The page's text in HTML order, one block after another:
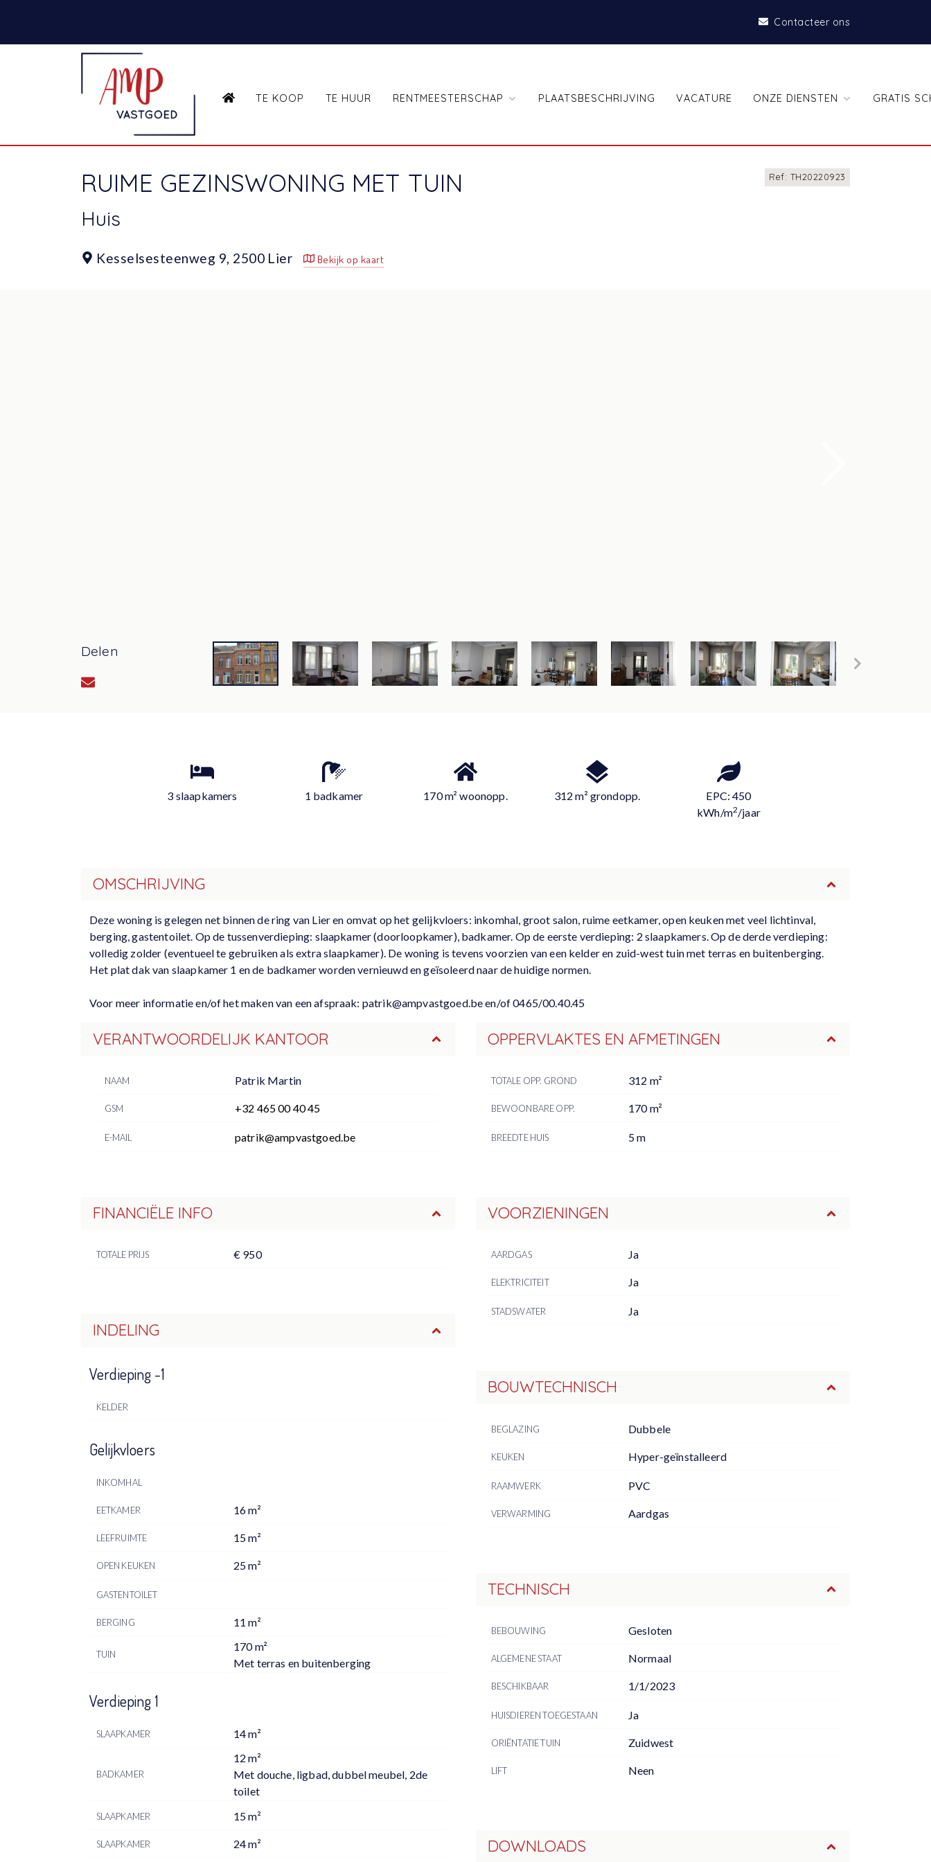
Contacteer ons
HOMETE KOOP TE HUUR RENTMEESTERSCHAP PLAATSBESCHRIJVING VACATURE ONZE DIENSTEN GRATIS
RUIME GEZINSWONING MET TUIN
Huis
Kesselsesteenweg 9, 2500 Lier Bekijk op kaart
Ref: TH20220923
Delen
3 slaapkamers 1 badkamer 170 m² woonopp. 312 m² grondopp.
EPC: 450
kWh/m2/jaar
OMSCHRIJVING
Deze woning is gelegen net binnen de ring van Lier en omvat op het gelijkvloers: inkomhal, groot salon, ruime eetkamer, open keuken met veel lichtinval,
berging, gastentoilet. Op de tussenverdieping: slaapkamer (doorloopkamer), badkamer. Op de eerste verdieping: 2 slaapkamers. Op de derde verdieping:
volledig zolder (eventueel te gebruiken als extra slaapkamer). De woning is tevens voorzien van een kelder en zuid-west tuin met terras en buitenberging.
Het plat dak van slaapkamer 1 en de badkamer worden vernieuwd en geïsoleerd naar de huidige normen.
Voor meer informatie en/of het maken van een afspraak: patrik@ampvastgoed.be en/of 0465/00.40.45
VERANTWOORDELIJK KANTOOR
NAAM Patrik Martin
GSM +32 465 00 40 45
E-MAIL patrik@ampvastgoed.be
FINANCIËLE INFO
TOTALE PRIJS € 950
INDELING
Verdieping -1
KELDER
Gelijkvloers
INKOMHAL
EETKAMER 16 m²
LEEFRUIMTE 15 m²
OPEN KEUKEN 25 m²
GASTENTOILET
BERGING 11 m²
TUIN
170 m²
Met terras en buitenberging
Verdieping 1
SLAAPKAMER 14 m²
BADKAMER
12 m²
Met douche, ligbad, dubbel meubel, 2de
toilet
SLAAPKAMER 15 m²
SLAAPKAMER 24 m²
OPPERVLAKTES EN AFMETINGEN
TOTALE OPP. GROND 312 m²
BEWOONBARE OPP. 170 m²
BREEDTE HUIS 5 m
VOORZIENINGEN
AARDGAS Ja
ELEKTRICITEIT Ja
STADSWATER Ja
BOUWTECHNISCH
BEGLAZING Dubbele
KEUKEN Hyper-geïnstalleerd
RAAMWERK PVC
VERWARMING Aardgas
TECHNISCH
BEBOUWING Gesloten
ALGEMENE STAAT Normaal
BESCHIKBAAR 1/1/2023
HUISDIEREN TOEGESTAAN Ja
ORIËNTATIE TUIN Zuidwest
LIFT Neen
DOWNLOADS